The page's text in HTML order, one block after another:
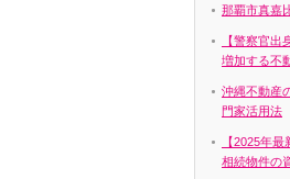
那覇市真嘉
【警察官
増加する不
沖縄不動産
門家活用法
【2025年
相続物件の